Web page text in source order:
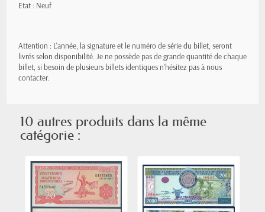
Etat : Neuf
Attention : L'année, la signature et le numéro de série du billet, seront
livrés selon disponibilité. Je ne possède pas de grande quantité de chaque
billet, si besoin de plusieurs billets identiques n'hésitez pas à nous
contacter.
10 autres produits dans la même
catégorie :